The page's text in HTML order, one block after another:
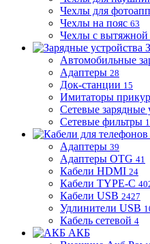
Чехлы для
Чехлы на пояс 63
Чехлы с вытяжной
Автомобильные
Адаптеры 28
Док-станции 15
Имитаторы
Сетевые зарядные
Сетевые фильтры
Адаптеры 39
Адаптеры OTG 41
Кабели HDMI 24
Кабели TYPE-C
Кабели USB 2427
Удлинители USB
Кабель сетевой 4
АКБ